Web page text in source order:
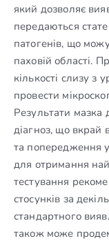
який дозволяє
передаються
патогенів, що
паховій області.
кількості слизу з
провести
Результати мазка
діагноз, що вкрай
та попередження
для отримання
тестування
стосунків за
стандартного
також може